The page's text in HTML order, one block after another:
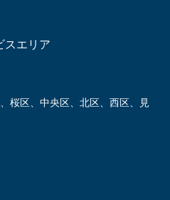
スエリア
桜区、中央区、北区、西区、見